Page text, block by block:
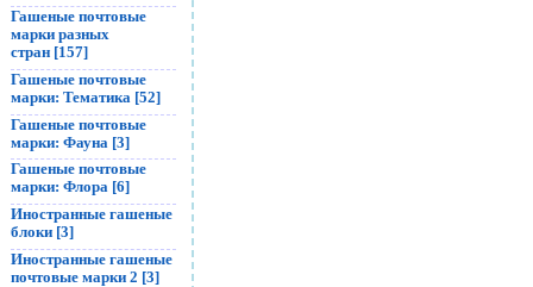
Гашеные почтовые
марки разных
стран [157]
Гашеные почтовые
марки: Тематика [52]
Гашеные почтовые
марки: Фауна [3]
Гашеные почтовые
марки: Флора [6]
Иностранные гашеные
блоки [3]
Иностранные гашеные
почтовые марки 2 [3]